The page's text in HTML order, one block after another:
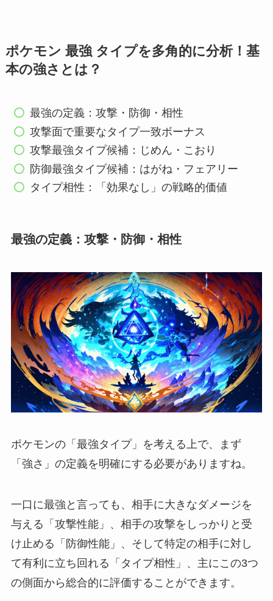
ポケモン 最強 タイプを多角的に分析！基
本の強さとは？
最強の定義：攻撃・防御・相性
攻撃面で重要なタイプ一致ボーナス
攻撃最強タイプ候補：じめん・こおり
防御最強タイプ候補：はがね・フェアリー
タイプ相性：「効果なし」の戦略的価値
最強の定義：攻撃・防御・相性
ポケモンの「最強タイプ」を考える上で、まず
「強さ」の定義を明確にする必要がありますね。
一口に最強と言っても、相手に大きなダメージを
与える「攻撃性能」、相手の攻撃をしっかりと受
け止める「防御性能」、そして特定の相手に対し
て有利に立ち回れる「タイプ相性」、主にこの3つ
の側面から総合的に評価することができます。